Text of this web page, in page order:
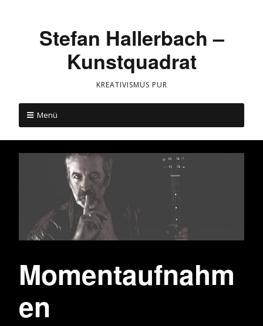
Stefan Hallerbach –
Kunstquadrat
KREATIVISMUS PUR
Menü
Momentaufnahm
en